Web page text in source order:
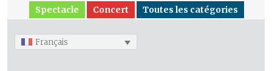
Spectacle Concert Toutes les catégories
Français